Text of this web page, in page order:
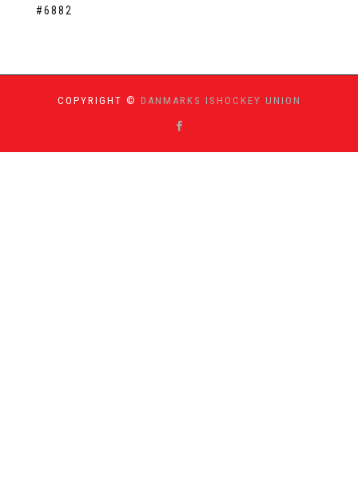
#6882
COPYRIGHT © DANMARKS ISHOCKEY UNION